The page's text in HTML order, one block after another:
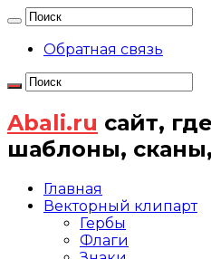
Обратная связь
Abali.ru сайт,
шаблоны,
Главная
Векторный клипарт
Гербы
Флаги